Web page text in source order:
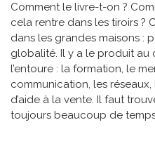
Comment le livre-t-on ?
cela rentre dans les tiroirs ?
dans les grandes maisons :
globalité. Il y a le produit au
l’entoure : la formation, le
communication, les
d’aide à la vente. Il faut
toujours beaucoup de